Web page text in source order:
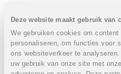
Deze website maakt gebruik van
We gebruiken cookies om
personaliseren, om functies voor
ons websiteverkeer te
uw gebruik van onze site met
troeven die de Costa Blanca u
genieten. Op het solarium kan
uitkijken op de omgeving.
Villa's met 2 of 3